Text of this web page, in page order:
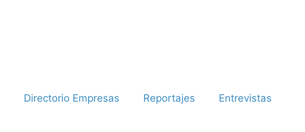
Directorio Empresas Reportajes Entrevistas